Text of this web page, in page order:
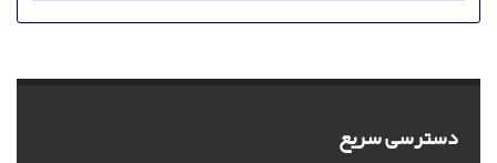
دسترسی سریع